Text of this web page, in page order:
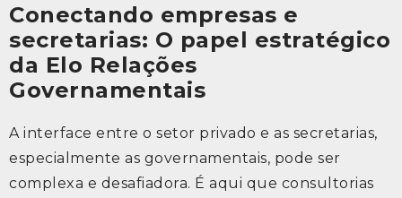
Conectando empresas e
secretarias: O papel estratégico
da Elo Relações
Governamentais
A interface entre o setor privado e as secretarias,
especialmente as governamentais, pode ser
complexa e desafiadora. É aqui que consultorias